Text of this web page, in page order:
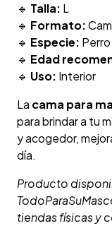
🔹 Talla: L
🔹 Formato:
🔹 Especie:
🔹 Edad
🔹 Uso: Interior
La cama para
para brindar a tu
y acogedor,
día.
Producto
tiendas físicas y